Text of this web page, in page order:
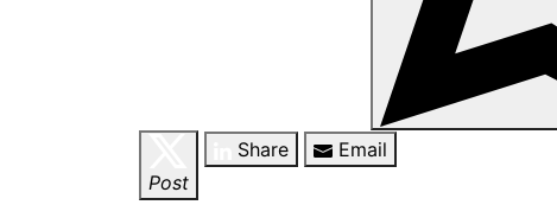
Post
Share Email